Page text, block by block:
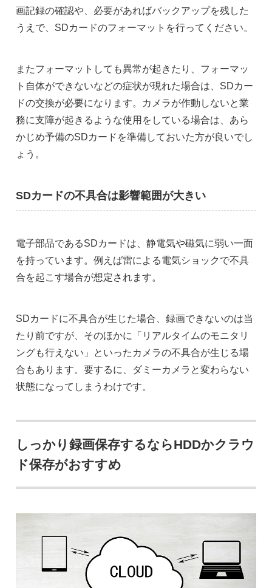
画記録の確認や、必要があればバックアップを残した
うえで、SDカードのフォーマットを行ってください。
またフォーマットしても異常が起きたり、フォーマッ
ト自体ができないなどの症状が現れた場合は、SDカー
ドの交換が必要になります。カメラが作動しないと業
務に支障が起きるような使用をしている場合は、あら
かじめ予備のSDカードを準備しておいた方が良いでし
ょう。
SDカードの不具合は影響範囲が大きい
電子部品であるSDカードは、静電気や磁気に弱い一面
を持っています。例えば雷による電気ショックで不具
合を起こす場合が想定されます。
SDカードに不具合が生じた場合、録画できないのは当
たり前ですが、そのほかに「リアルタイムのモニタリ
ングも行えない」といったカメラの不具合が生じる場
合もあります。要するに、ダミーカメラと変わらない
状態になってしまうわけです。
しっかり録画保存するならHDDかクラウ
ド保存がおすすめ